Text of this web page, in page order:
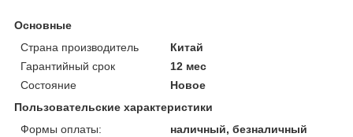
Основные
Страна производитель
Китай
Гарантийный срок
12 мес
Состояние
Новое
Пользовательские характеристики
Формы оплаты:
наличный, безналичный